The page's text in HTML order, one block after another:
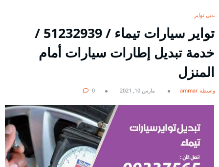
تبديل تواير
تواير سيارات تيماء / 51232939‬ /
خدمة تبديل إطارات سيارات أمام
المنزل
بواسطة ammar مارس 10, 2021 0